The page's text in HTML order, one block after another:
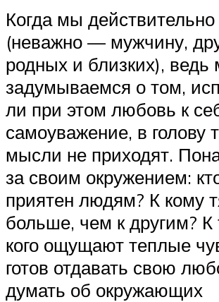
Когда мы
(неважно — мужчину,
родных и близких),
задумываемся о том,
ли при этом любовь к
самоуважение, в голову
мысли не приходят.
за своим окружением:
приятен людям? К кому
больше, чем к другим? К
кого ощущают теплые
готов отдавать свою
думать об окружающих